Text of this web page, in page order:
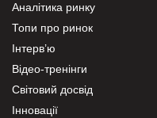
Аналітика ринку
Топи про ринок
Інтерв’ю
Відео-тренінги
Світовий досвід
Інновації